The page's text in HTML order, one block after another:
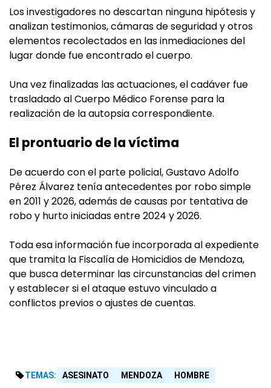
Los investigadores no descartan ninguna hipótesis y
analizan testimonios, cámaras de seguridad y otros
elementos recolectados en las inmediaciones del
lugar donde fue encontrado el cuerpo.
Una vez finalizadas las actuaciones, el cadáver fue
trasladado al Cuerpo Médico Forense para la
realización de la autopsia correspondiente.
El prontuario de la víctima
De acuerdo con el parte policial, Gustavo Adolfo
Pérez Álvarez tenía antecedentes por robo simple
en 2011 y 2026, además de causas por tentativa de
robo y hurto iniciadas entre 2024 y 2026.
Toda esa información fue incorporada al expediente
que tramita la Fiscalía de Homicidios de Mendoza,
que busca determinar las circunstancias del crimen
y establecer si el ataque estuvo vinculado a
conflictos previos o ajustes de cuentas.
TEMAS: ASESINATO MENDOZA HOMBRE